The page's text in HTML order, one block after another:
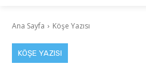
Ana Sayfa Köşe Yazısı
KÖŞE YAZISI